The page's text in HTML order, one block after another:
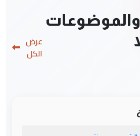
والموضوعات
عرض
الكل